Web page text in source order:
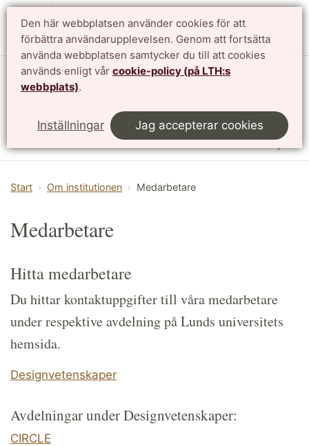
Den här webbplatsen använder cookies för att
förbättra användarupplevelsen. Genom att fortsätta
använda webbplatsen samtycker du till att cookies
används enligt vår cookie-policy (på LTH:s
webbplats).
Inställningar Jag accepterar cookies
Institutionen för designvetenskaper
LTH, Lunds Tekniska Högskola
Meny
Start Om institutionen Medarbetare
Medarbetare
Hitta medarbetare
Du hittar kontaktuppgifter till våra medarbetare
under respektive avdelning på Lunds universitets
hemsida.
Designvetenskaper
Avdelningar under Designvetenskaper:
CIRCLE